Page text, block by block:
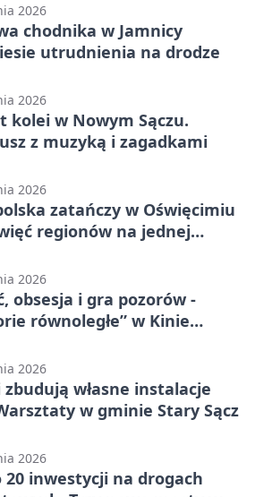
2026
chodnika w Jamnicy
utrudnienia na drodze
2026
kolei w Nowym Sączu.
z muzyką i zagadkami
2026
zatańczy w Oświęcimiu
regionów na jednej
2026
obsesja i gra pozorów -
równoległe” w Kinie
2026
zbudują własne instalacje
w gminie Stary Sącz
2026
20 inwestycji na drogach